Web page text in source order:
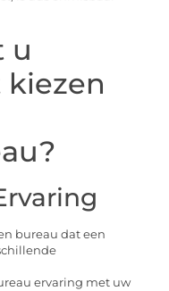
u
bureau dat een
ervaring met uw